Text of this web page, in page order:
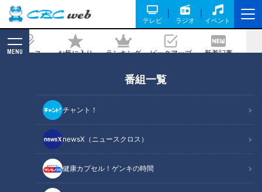
テレビ ラジオ イベント
ニュース お気に入り ランキング ピックアップ 新着記事
MENU
番組一覧
チャント！
newsX（ニュースクロス）
健康カプセル！ゲンキの時間
賛する“漫画盛り”のうな丼とは？力士が
好きな名古屋めし特集！（後編）
記事に戻る